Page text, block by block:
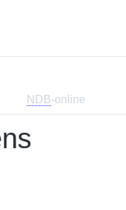
NDB-online